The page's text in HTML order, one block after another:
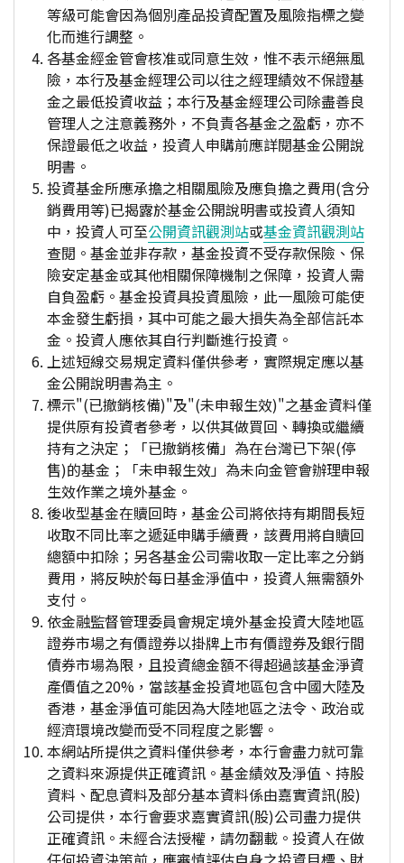
等級可能會因為個別產品投資配置及風險指標之變
化而進行調整。
各基金經金管會核准或同意生效，惟不表示絕無風
險，本行及基金經理公司以往之經理績效不保證基
金之最低投資收益；本行及基金經理公司除盡善良
管理人之注意義務外，不負責各基金之盈虧，亦不
保證最低之收益，投資人申購前應詳閱基金公開說
明書。
投資基金所應承擔之相關風險及應負擔之費用(含分
銷費用等)已揭露於基金公開說明書或投資人須知
中，投資人可至公開資訊觀測站或基金資訊觀測站
查閱。基金並非存款，基金投資不受存款保險、保
險安定基金或其他相關保障機制之保障，投資人需
自負盈虧。基金投資具投資風險，此一風險可能使
本金發生虧損，其中可能之最大損失為全部信託本
金。投資人應依其自行判斷進行投資。
上述短線交易規定資料僅供參考，實際規定應以基
金公開說明書為主。
標示"(已撤銷核備)"及"(未申報生效)"之基金資料僅
提供原有投資者參考，以供其做買回、轉換或繼續
持有之決定；「已撤銷核備」為在台灣已下架(停
售)的基金；「未申報生效」為未向金管會辦理申報
生效作業之境外基金。
後收型基金在贖回時，基金公司將依持有期間長短
收取不同比率之遞延申購手續費，該費用將自贖回
總額中扣除；另各基金公司需收取一定比率之分銷
費用，將反映於每日基金淨值中，投資人無需額外
支付。
依金融監督管理委員會規定境外基金投資大陸地區
證券市場之有價證券以掛牌上市有價證券及銀行間
債券市場為限，且投資總金額不得超過該基金淨資
產價值之20%，當該基金投資地區包含中國大陸及
香港，基金淨值可能因為大陸地區之法令、政治或
經濟環境改變而受不同程度之影響。
本網站所提供之資料僅供參考，本行會盡力就可靠
之資料來源提供正確資訊。基金績效及淨值、持股
資料、配息資料及部分基本資料係由嘉實資訊(股)
公司提供，本行會要求嘉實資訊(股)公司盡力提供
正確資訊。未經合法授權，請勿翻載。投資人在做